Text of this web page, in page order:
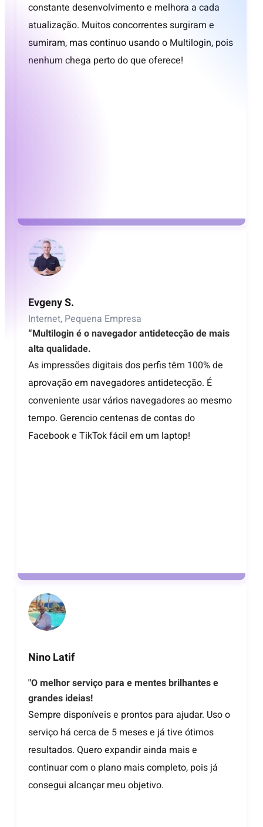
constante desenvolvimento e melhora a cada
atualização. Muitos concorrentes surgiram e
sumiram, mas continuo usando o Multilogin, pois
nenhum chega perto do que oferece!
Evgeny S.
Internet, Pequena Empresa
“Multilogin é o navegador antidetecção de mais
alta qualidade.
As impressões digitais dos perfis têm 100% de
aprovação em navegadores antidetecção. É
conveniente usar vários navegadores ao mesmo
tempo. Gerencio centenas de contas do
Facebook e TikTok fácil em um laptop!
Nino Latif
"O melhor serviço para e mentes brilhantes e
grandes ideias!
Sempre disponíveis e prontos para ajudar. Uso o
serviço há cerca de 5 meses e já tive ótimos
resultados. Quero expandir ainda mais e
continuar com o plano mais completo, pois já
consegui alcançar meu objetivo.